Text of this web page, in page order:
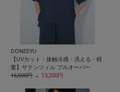
DONEEYU
【UVカット・接触冷感・洗える・軽
量】サテンツィル プルオーバー
16,500円→ 13,200円